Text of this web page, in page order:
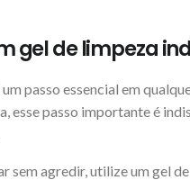
gel de limpeza
passo essencial em
esse passo importante é
sem agredir, utilize um gel